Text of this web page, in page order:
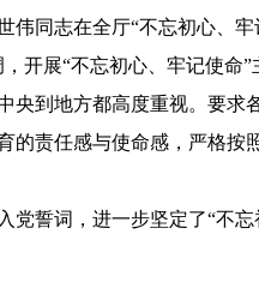
伟同志在全厅“不忘初心、
开展“不忘初心、牢记使
央到地方都高度重视。要
的责任感与使命感，严格
党誓词，进一步坚定了“不忘